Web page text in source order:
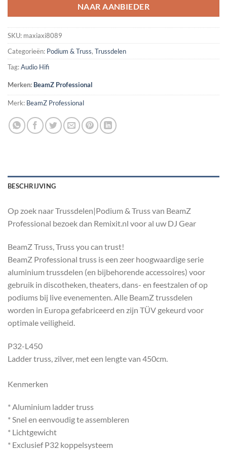
NAAR AANBIEDER
SKU: maxiaxi8089
Categorieën: Podium & Truss, Trussdelen
Tag:Audio Hifi
Merken: BeamZ Professional
Merk: BeamZ Professional
BESCHRIJVING
Op zoek naar Trussdelen|Podium & Truss van BeamZ
Professional bezoek dan Remixit.nl voor al uw DJ Gear
BeamZ Truss, Truss you can trust!
BeamZ Professional truss is een zeer hoogwaardige serie
aluminium trussdelen (en bijbehorende accessoires) voor
gebruik in discotheken, theaters, dans- en feestzalen of op
podiums bij live evenementen. Alle BeamZ trussdelen
worden in Europa gefabriceerd en zijn TÜV gekeurd voor
optimale veiligheid.
P32-L450
Ladder truss, zilver, met een lengte van 450cm.
Kenmerken
* Aluminium ladder truss
* Snel en eenvoudig te assembleren
* Lichtgewicht
* Exclusief P32 koppelsysteem